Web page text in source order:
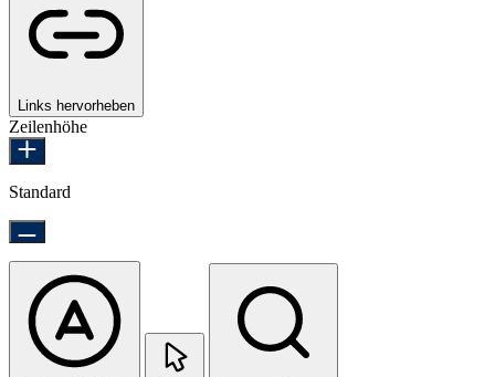
Links hervorheben
Zeilenhöhe
Standard